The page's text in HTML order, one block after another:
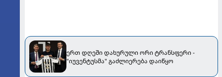
ერთ დღეში დახურული ორი ტრანსფერი -
"იუვენტუსმა" გაძლიერება დაიწყო